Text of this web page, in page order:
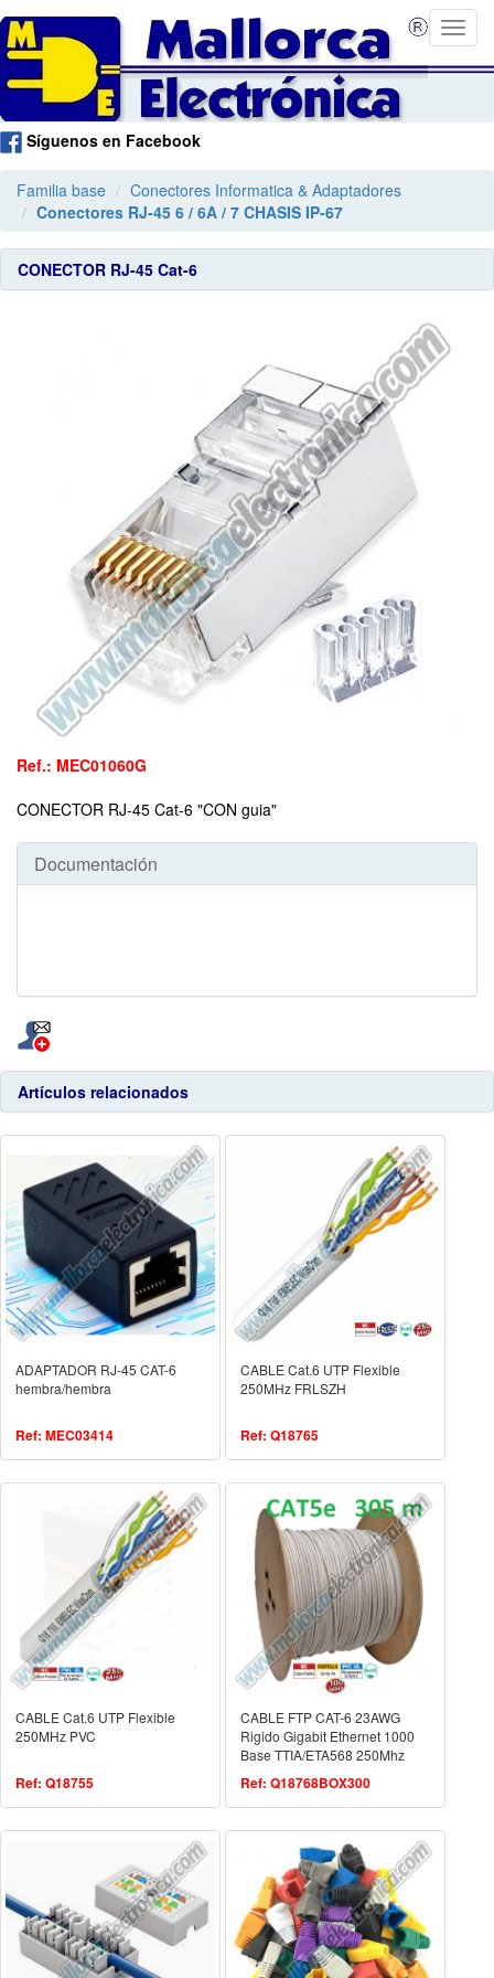
Síguenos en Facebook
Familia base
Conectores Informatica & Adaptadores
Conectores RJ-45 6 / 6A / 7 CHASIS IP-67
CONECTOR RJ-45 Cat-6
Ref.: MEC01060G
CONECTOR RJ-45 Cat-6 "CON guia"
Documentación
Artículos relacionados
ADAPTADOR RJ-45 CAT-6
hembra/hembra
Ref: MEC03414
CABLE Cat.6 UTP Flexible
250MHz FRLSZH
Ref: Q18765
CABLE Cat.6 UTP Flexible
250MHz PVC
Ref: Q18755
CABLE FTP CAT-6 23AWG
Rigido Gigabit Ethernet 1000
Base TTIA/ETA568 250Mhz
Ref: Q18768BOX300